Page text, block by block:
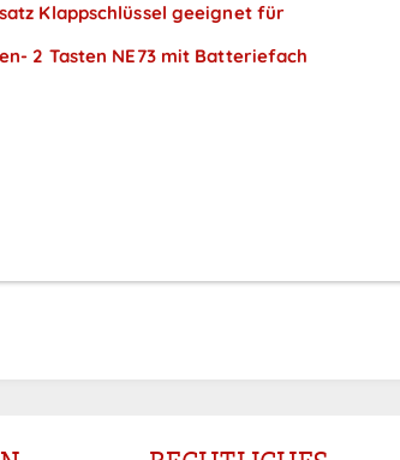
Klappschlüssel geeignet für
2 Tasten NE73 mit Batteriefach